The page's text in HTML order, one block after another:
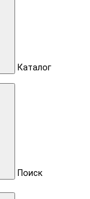
Каталог
Поиск